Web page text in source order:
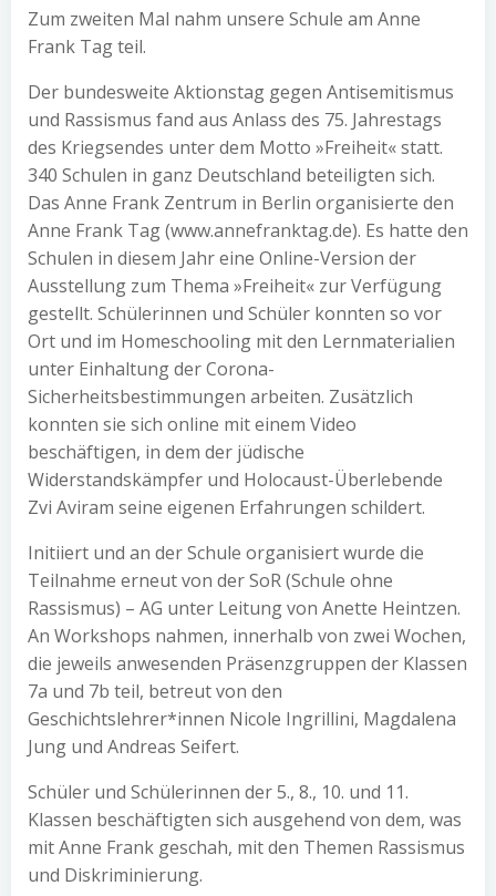
Zum zweiten Mal nahm unsere Schule am Anne
Frank Tag teil.
Der bundesweite Aktionstag gegen Antisemitismus
und Rassismus fand aus Anlass des 75. Jahrestags
des Kriegsendes unter dem Motto »Freiheit« statt.
340 Schulen in ganz Deutschland beteiligten sich.
Das Anne Frank Zentrum in Berlin organisierte den
Anne Frank Tag (www.annefranktag.de). Es hatte den
Schulen in diesem Jahr eine Online-Version der
Ausstellung zum Thema »Freiheit« zur Verfügung
gestellt. Schülerinnen und Schüler konnten so vor
Ort und im Homeschooling mit den Lernmaterialien
unter Einhaltung der Corona-
Sicherheitsbestimmungen arbeiten. Zusätzlich
konnten sie sich online mit einem Video
beschäftigen, in dem der jüdische
Widerstandskämpfer und Holocaust-Überlebende
Zvi Aviram seine eigenen Erfahrungen schildert.
Initiiert und an der Schule organisiert wurde die
Teilnahme erneut von der SoR (Schule ohne
Rassismus) – AG unter Leitung von Anette Heintzen.
An Workshops nahmen, innerhalb von zwei Wochen,
die jeweils anwesenden Präsenzgruppen der Klassen
7a und 7b teil, betreut von den
Geschichtslehrer*innen Nicole Ingrillini, Magdalena
Jung und Andreas Seifert.
Schüler und Schülerinnen der 5., 8., 10. und 11.
Klassen beschäftigten sich ausgehend von dem, was
mit Anne Frank geschah, mit den Themen Rassismus
und Diskriminierung.